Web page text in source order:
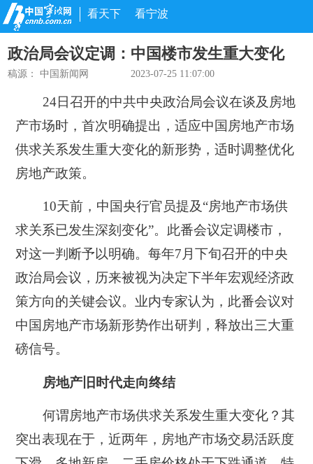
看天下 看宁波
政治局会议定调：中国楼市发生重大变化
稿源：中国新闻网 2023-07-25 11:07:00
24日召开的中共中央政治局会议在谈及房地
产市场时，首次明确提出，适应中国房地产市场
供求关系发生重大变化的新形势，适时调整优化
房地产政策。
10天前，中国央行官员提及“房地产市场供
求关系已发生深刻变化”。此番会议定调楼市，
对这一判断予以明确。每年7月下旬召开的中央
政治局会议，历来被视为决定下半年宏观经济政
策方向的关键会议。业内专家认为，此番会议对
中国房地产市场新形势作出研判，释放出三大重
磅信号。
房地产旧时代走向终结
何谓房地产市场供求关系发生重大变化？其
突出表现在于，近两年，房地产市场交易活跃度